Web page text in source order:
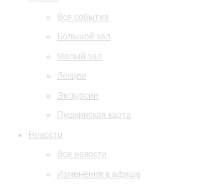
Все события
Большой зал
Малый зал
Лекции
Экскурсии
Пушкинская карта
Новости
Все новости
Изменения в афише